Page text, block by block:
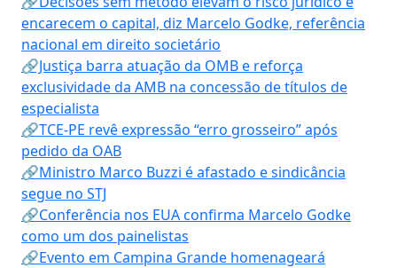
encarecem o capital, diz Marcelo Godke, referência
nacional em direito societário
🔗Justiça barra atuação da OMB e reforça
exclusividade da AMB na concessão de títulos de
especialista
🔗TCE-PE revê expressão “erro grosseiro” após
pedido da OAB
🔗Ministro Marco Buzzi é afastado e sindicância
segue no STJ
🔗Conferência nos EUA confirma Marcelo Godke
como um dos painelistas
🔗Evento em Campina Grande homenageará